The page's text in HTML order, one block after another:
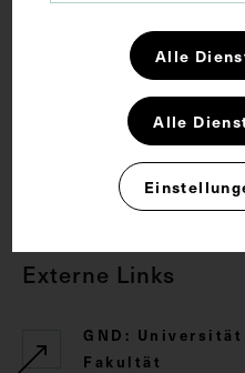
CC BY-NC-SA 4.0
Externe Links
GND:
Fakultät
Alle
Alle